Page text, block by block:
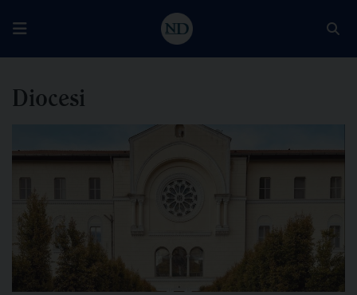
Diocesi